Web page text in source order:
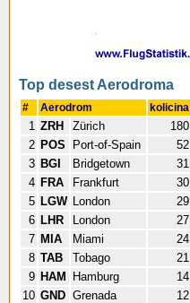
Top desest Aerodroma
# Aerodrom kolicina
1 ZRH Zürich 180
2 POS Port-of-Spain 52
3 BGI Bridgetown 31
4 FRA Frankfurt 30
5 LGW London 29
6 LHR London 27
7 MIA Miami 24
8 TAB Tobago 21
9 HAM Hamburg 14
10 GND Grenada 12